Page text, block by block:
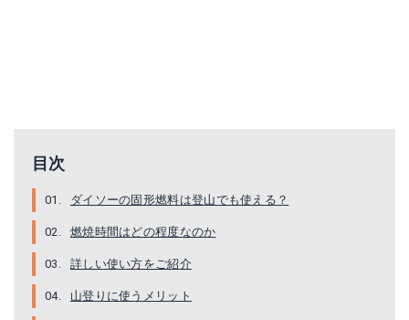
目次
ダイソーの固形燃料は登山でも使える？
燃焼時間はどの程度なのか
詳しい使い方をご紹介
山登りに使うメリット